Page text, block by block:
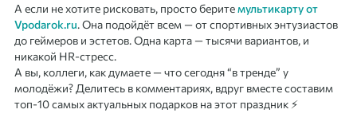
А если не хотите рисковать, просто беритемультикарту от
Vpodarok.ru. Она подойдёт всем — от спортивных энтузиастов
до геймеров и эстетов. Одна карта — тысячи вариантов, и
никакой HR-стресс.
А вы, коллеги, как думаете — что сегодня “в тренде” у
молодёжи? Делитесь в комментариях, вдруг вместе составим
топ-10 самых актуальных подарков на этот праздник ⚡